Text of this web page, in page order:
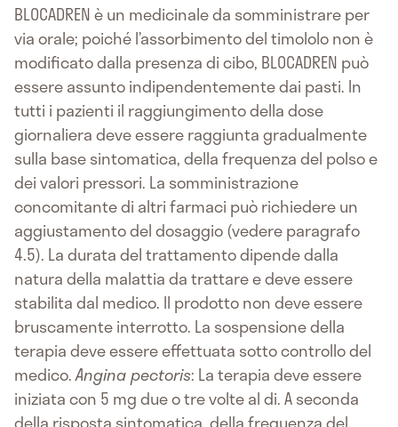
BLOCADREN è un medicinale da somministrare per
via orale; poiché l’assorbimento del timololo non è
modificato dalla presenza di cibo, BLOCADREN può
essere assunto indipendentemente dai pasti. In
tutti i pazienti il raggiungimento della dose
giornaliera deve essere raggiunta gradualmente
sulla base sintomatica, della frequenza del polso e
dei valori pressori. La somministrazione
concomitante di altri farmaci può richiedere un
aggiustamento del dosaggio (vedere paragrafo
4.5). La durata del trattamento dipende dalla
natura della malattia da trattare e deve essere
stabilita dal medico. Il prodotto non deve essere
bruscamente interrotto. La sospensione della
terapia deve essere effettuata sotto controllo del
medico.Angina pectoris: La terapia deve essere
iniziata con 5 mg due o tre volte al di. A seconda